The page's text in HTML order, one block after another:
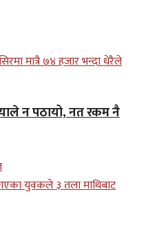
न पठायो, नत रकम नै